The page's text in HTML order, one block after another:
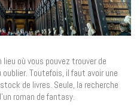
lieu où vous pouvez trouver de
Toutefois, il faut avoir une
de livres. Seule, la recherche
roman de fantasy.